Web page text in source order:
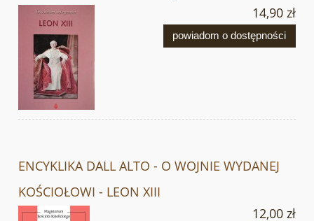
14,90 zł
powiadom o dostępności
ENCYKLIKA DALL ALTO - O WOJNIE WYDANEJ
KOŚCIOŁOWI - LEON XIII
12,00 zł